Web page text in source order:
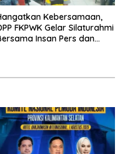
Kebersamaan,
FKPWK Gelar Silaturahmi
Insan Pers dan